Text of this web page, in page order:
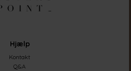
Hjælp
Kontakt
Q&A